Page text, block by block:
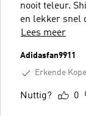
nooit teleur.
en lekker snel
Lees meer
Adidasfan9911
Erkende
Nuttig? 0